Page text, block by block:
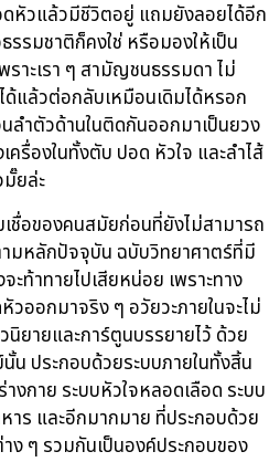
อดหัวแล้วมีชีวิตอยู่ แถมยังลอยได้อีก
รรมชาติก็คงใช่ หรือมองให้เป็น
ราะเรา ๆ สามัญชนธรรมดา ไม่
ด้แล้วต่อกลับเหมือนเดิมได้หรอก
ลำตัวด้านในติดกันออกมาเป็นยวง
รื่องในทั้งตับ ปอด หัวใจ และลำไส้
ยล่ะ
ชื่อของคนสมัยก่อนที่ยังไม่สามารถ
มหลักปัจจุบัน ฉบับวิทยาศาตร์ที่มี
ท้าทายไปเสียหน่อย เพราะทาง
ออกมาจริง ๆ อวัยวะภายในจะไม่
ยายและการ์ตูนบรรยายไว้ ด้วย
น ประกอบด้วยระบบภายในทั้งสิ้น
งกาย ระบบหัวใจหลอดเลือด ระบบ
าร และอีกมากมาย ที่ประกอบด้วย
าง ๆ รวมกันเป็นองค์ประกอบของ